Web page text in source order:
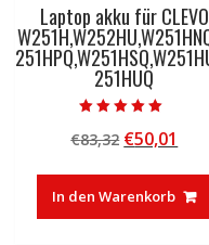
Laptop akku für CLEVO
251HUQ
5.00
von 5
€83,32
war:
€83,32
€50,01
ist:
In den Warenkorb